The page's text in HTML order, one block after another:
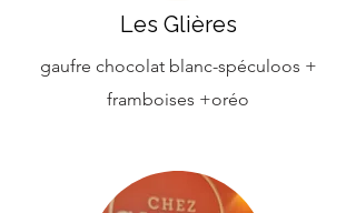
Les Glières
gaufre chocolat blanc-spéculoos +
framboises +oréo